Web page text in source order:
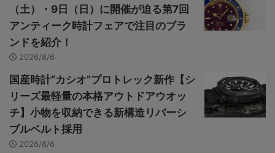
（土）・9日（日）に開催が迫る第7回
アンティーク時計フェアで注目のブラ
ンドを紹介！
2026/8/6
国産時計“カシオ”プロトレック新作【シ
リーズ最軽量の本格アウトドアウオッ
チ】小物を収納できる新構造リバーシ
ブルベルト採用
2026/8/6